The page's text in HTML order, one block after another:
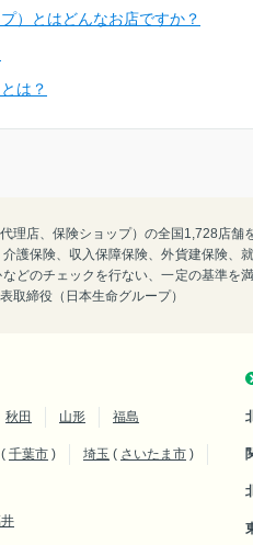
）とはどんなお店ですか？
は？
理店、保険ショップ）の全国1,728店
護保険、収入保障保険、外貨建保険
どのチェックを行ない、一定の基準
取締役（日本生命グループ）
秋田 山形 福島
( 千葉市 ) 埼玉 ( さいたま市 )